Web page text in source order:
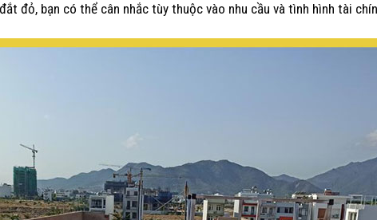
đỏ, bạn có thể cân nhắc tùy thuộc vào nhu cầu và tình hình tài